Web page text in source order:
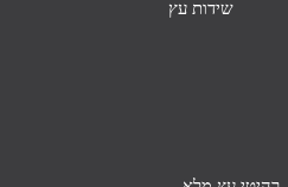
שידות עץ